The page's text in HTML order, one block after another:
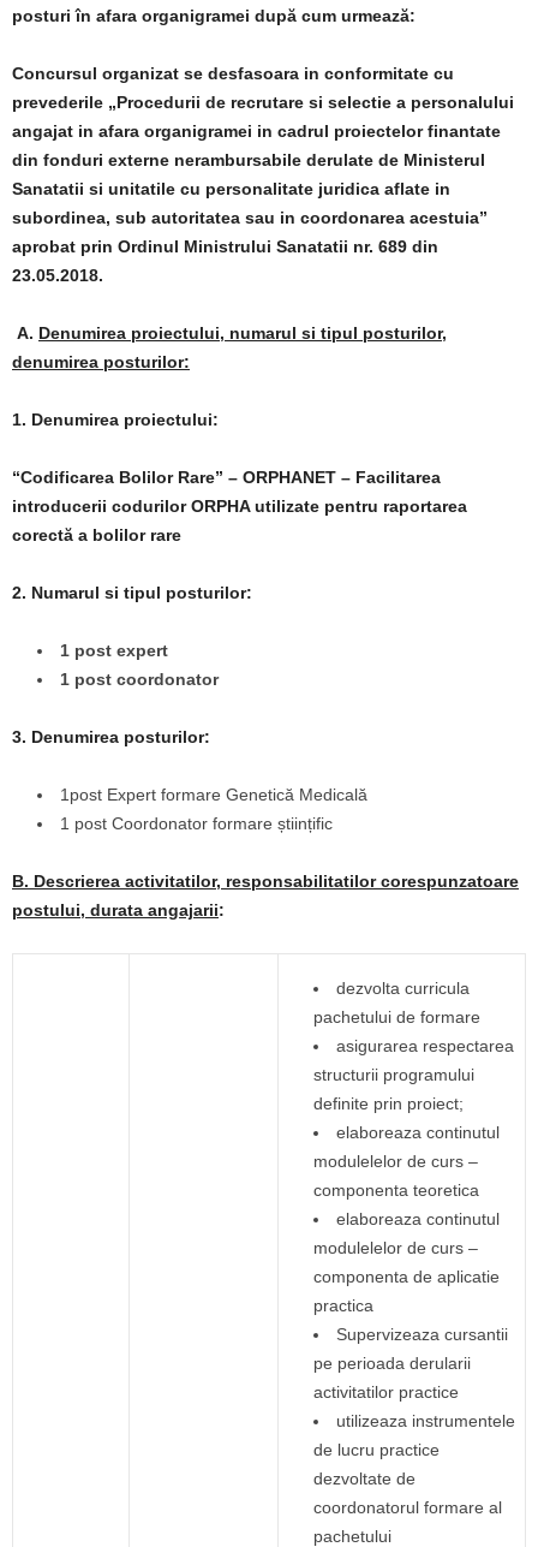
posturi în afara organigramei după cum urmează:
Concursul organizat se desfasoara in conformitate cu
prevederile „Procedurii de recrutare si selectie a personalului
angajat in afara organigramei in cadrul proiectelor finantate
din fonduri externe nerambursabile derulate de Ministerul
Sanatatii si unitatile cu personalitate juridica aflate in
subordinea, sub autoritatea sau in coordonarea acestuia”
aprobat prin Ordinul Ministrului Sanatatii nr. 689 din
23.05.2018.
A. Denumirea proiectului, numarul si tipul posturilor,
denumirea posturilor:
1. Denumirea proiectului:
“Codificarea Bolilor Rare” – ORPHANET – Facilitarea
introducerii codurilor ORPHA utilizate pentru raportarea
corectă a bolilor rare
2. Numarul si tipul posturilor:
1 post expert
1 post coordonator
3. Denumirea posturilor:
1post Expert formare Genetică Medicală
1 post Coordonator formare științific
B. Descrierea activitatilor, responsabilitatilor corespunzatoare
postului, durata angajarii:
dezvolta curricula
pachetului de formare
asigurarea respectarea
structurii programului
definite prin proiect;
elaboreaza continutul
modulelelor de curs –
componenta teoretica
elaboreaza continutul
modulelelor de curs –
componenta de aplicatie
practica
Supervizeaza cursantii
pe perioada derularii
activitatilor practice
utilizeaza instrumentele
de lucru practice
dezvoltate de
coordonatorul formare al
pachetului